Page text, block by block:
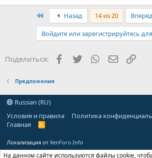
Назад 14 из 20
Войдите или зарегистрируйтесь
Поделиться: Facebook
Twitter WhatsApp
Предложения
Russian (RU)
Условия и правила
Политика
Главная
R
Локализация от XenForo.Info
На данном сайте используются файлы cookie,